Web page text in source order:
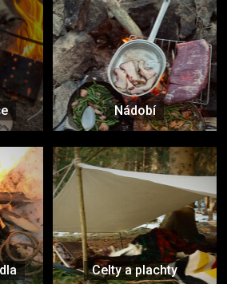
Nádobí
Celty a plachty